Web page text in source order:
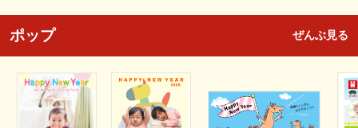
ポップ ぜんぶ見る